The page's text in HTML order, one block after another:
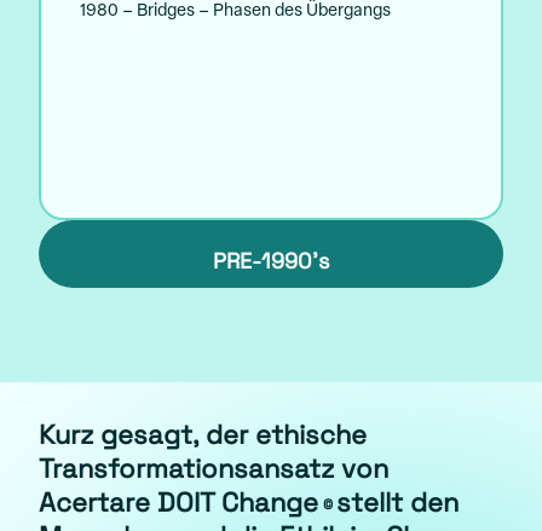
1980 – Bridges – Phasen des Übergangs
PRE-1990’s
Kurz gesagt, der ethische
Transformationsansatz von
Acertare DOIT Change © stellt den